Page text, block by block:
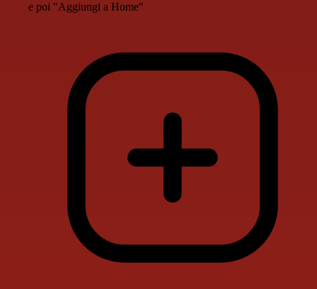
e poi "Aggiungi a Home"